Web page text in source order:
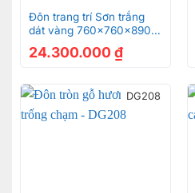
Đôn trang trí Sơn trắng
dát vàng 760x760x890 –
24.300.000 ₫
DG208